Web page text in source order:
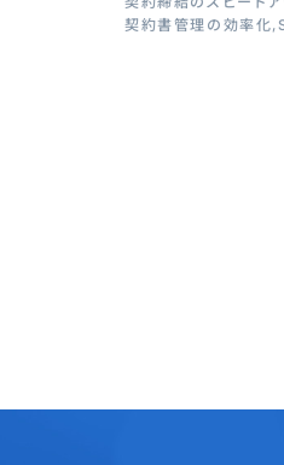
契約書管理の効率化